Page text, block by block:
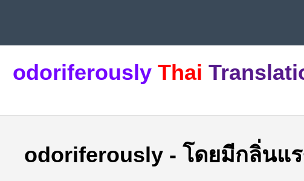
odoriferously Thai
odoriferously - โดยมีกลิ่นแ